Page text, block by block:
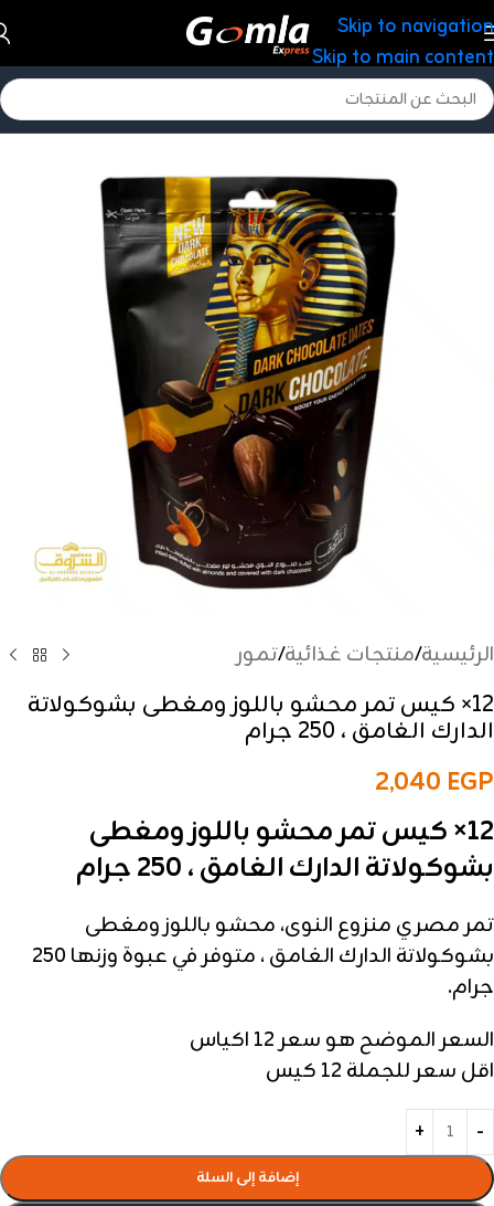
Skip to navigation
Skip to main content
الرئيسية/منتجات غذائية/تمور
12× كيس تمر محشو باللوز ومغطى بشوكولاتة
الدارك الغامق ، 250 جرام
2,040 EGP
12× كيس تمر محشو باللوز ومغطى
بشوكولاتة الدارك الغامق ، 250 جرام
تمر مصري منزوع النوى، محشو باللوز ومغطى
بشوكولاتة الدارك الغامق ، متوفر في عبوة وزنها 250
جرام.
السعر الموضح هو سعر 12 اكياس
اقل سعر للجملة 12 كيس
إضافة إلى السلة